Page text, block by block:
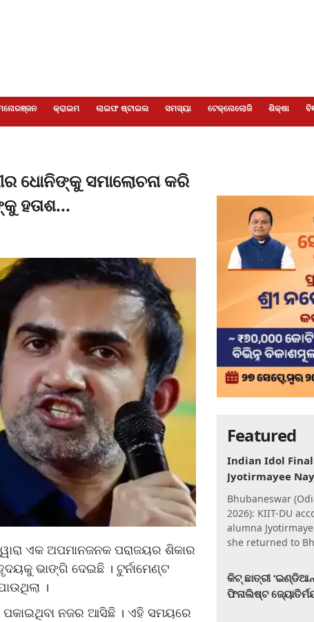
କ୍ରାଇମ ଲାଇଫ ଷ୍ଟାଇଲ ସମସ୍ୟା ଟେକ୍ନୋଲୋଜି ଶିକ୍ଷା
ଧୋନିଙ୍କୁ ସମାଲୋଚନା କରି
ହତାଶ...
ଏକ ଅପମାନଜନକ ପରାଜୟର ଶିକାର
ଭାଙ୍ଗି ଦେଇଛି । ଟୁର୍ନାମେଣ୍ଟ
।
ନଜର ଆସିଛି । ଏହି ସମୟରେ
Featured
Indian Idol
Jyotirmayee
Bhubaneswar
2026): KIIT-DU
alumna
she returned to
କିଟ୍‍ ଛାତ୍ରୀ
ଫିନାଲିଷ୍ଟ